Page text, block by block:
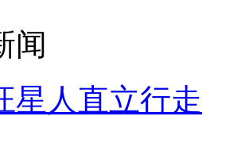
闻
星人直立行走